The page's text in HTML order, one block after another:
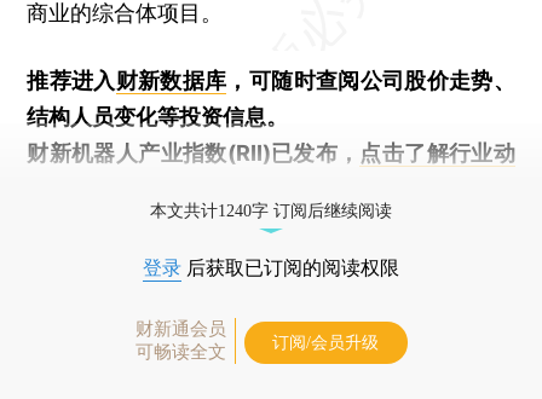
商业的综合体项目。
推荐进入财新数据库 ，可随时查阅公司股价走势、
结构人员变化等投资信息。
财新机器人产业指数(RII)已发布， 点击了解行业动
本文共计1240字 订阅后继续阅读
登录 后获取已订阅的阅读权限
财新通会员
可畅读全文
订阅/会员升级